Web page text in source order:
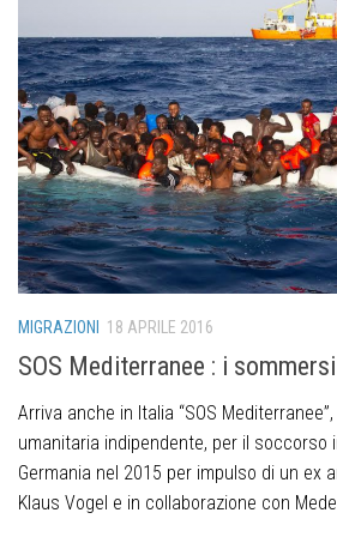
MIGRAZIONI 18 APRILE 2016
SOS Mediterranee : i
Arriva anche in Italia “SOS
umanitaria indipendente, per il soccorso
Germania nel 2015 per impulso di un ex
Klaus Vogel e in collaborazione con